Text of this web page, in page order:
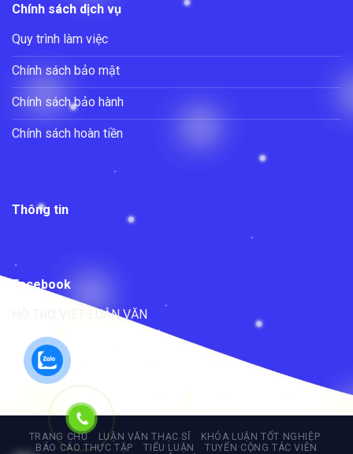
Chính sách dịch vụ
Quy trình làm việc
Chính sách bảo mật
Chính sách bảo hành
Chính sách hoàn tiền
Thông tin
Facebook
HỖ TRỢ VIẾT LUẬN VĂN
TRANG CHỦ LUẬN VĂN THẠC SĨ
KHÓA LUẬN TỐT NGHIỆP
BÁO CÁO THỰC TẬP
TIỂU LUẬN
TUYỂN CỘNG TÁC VIÊN